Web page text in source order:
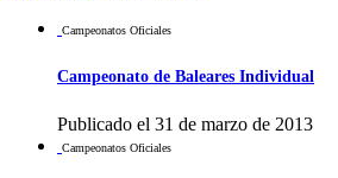
Campeonatos Oficiales
Campeonato de Baleares Individual
Publicado el 31 de marzo de 2013
Campeonatos Oficiales